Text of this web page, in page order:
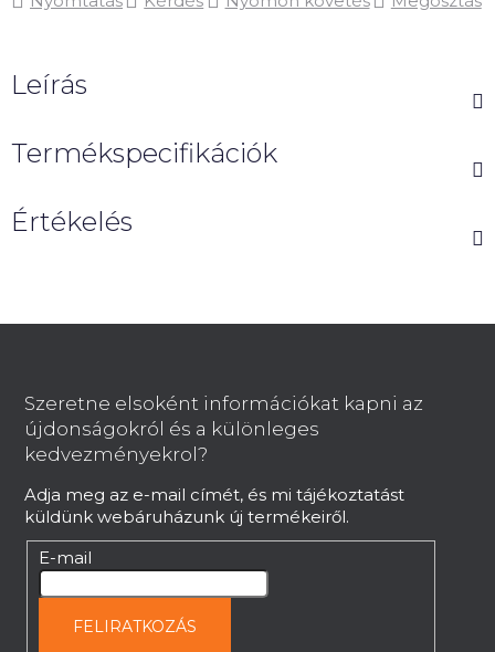
Leírás
Termékspecifikációk
Értékelés
Szeretne elsoként információkat kapni az
újdonságokról és a különleges
kedvezményekrol?
Adja meg az e-mail címét, és mi tájékoztatást
küldünk webáruházunk új termékeiről.
E-mail
FELIRATKOZÁS